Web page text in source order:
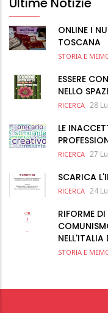
ONLINE I
TOSCANA
STORIA E
ESSERE
NELLO
RICERCA 28
LE
RICERCA 27
SCARICA
RICERCA 24
RIFORME
STORIA E